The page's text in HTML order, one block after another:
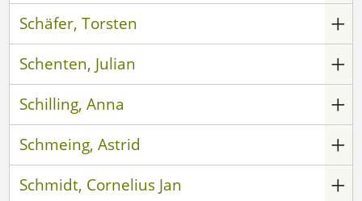
Schäfer, Torsten
Schenten, Julian
Schilling, Anna
Schmeing, Astrid
Schmidt, Cornelius Jan